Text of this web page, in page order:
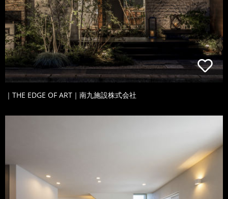
｜THE EDGE OF ART｜南九施設株式会社